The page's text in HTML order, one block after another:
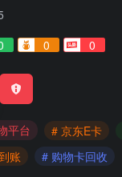
0 0
平台 # 京东E卡
账 # 购物卡回收